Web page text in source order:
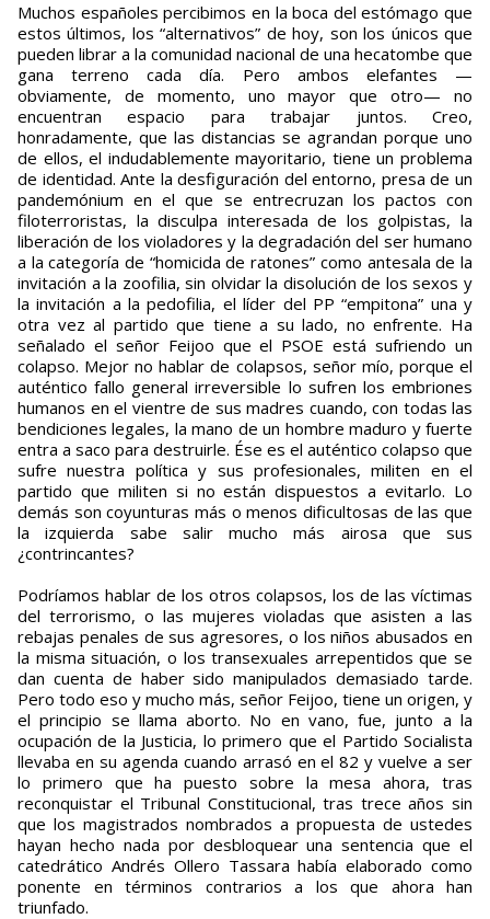
Muchos españoles percibimos en la boca del estómago que
estos últimos, los “alternativos” de hoy, son los únicos que
pueden librar a la comunidad nacional de una hecatombe que
gana terreno cada día. Pero ambos elefantes —
obviamente, de momento, uno mayor que otro— no
encuentran espacio para trabajar juntos. Creo,
honradamente, que las distancias se agrandan porque uno
de ellos, el indudablemente mayoritario, tiene un problema
de identidad. Ante la desfiguración del entorno, presa de un
pandemónium en el que se entrecruzan los pactos con
filoterroristas, la disculpa interesada de los golpistas, la
liberación de los violadores y la degradación del ser humano
a la categoría de “homicida de ratones” como antesala de la
invitación a la zoofilia, sin olvidar la disolución de los sexos y
la invitación a la pedofilia, el líder del PP “empitona” una y
otra vez al partido que tiene a su lado, no enfrente. Ha
señalado el señor Feijoo que el PSOE está sufriendo un
colapso. Mejor no hablar de colapsos, señor mío, porque el
auténtico fallo general irreversible lo sufren los embriones
humanos en el vientre de sus madres cuando, con todas las
bendiciones legales, la mano de un hombre maduro y fuerte
entra a saco para destruirle. Ése es el auténtico colapso que
sufre nuestra política y sus profesionales, militen en el
partido que militen si no están dispuestos a evitarlo. Lo
demás son coyunturas más o menos dificultosas de las que
la izquierda sabe salir mucho más airosa que sus
¿contrincantes?
Podríamos hablar de los otros colapsos, los de las víctimas
del terrorismo, o las mujeres violadas que asisten a las
rebajas penales de sus agresores, o los niños abusados en
la misma situación, o los transexuales arrepentidos que se
dan cuenta de haber sido manipulados demasiado tarde.
Pero todo eso y mucho más, señor Feijoo, tiene un origen, y
el principio se llama aborto. No en vano, fue, junto a la
ocupación de la Justicia, lo primero que el Partido Socialista
llevaba en su agenda cuando arrasó en el 82 y vuelve a ser
lo primero que ha puesto sobre la mesa ahora, tras
reconquistar el Tribunal Constitucional, tras trece años sin
que los magistrados nombrados a propuesta de ustedes
hayan hecho nada por desbloquear una sentencia que el
catedrático Andrés Ollero Tassara había elaborado como
ponente en términos contrarios a los que ahora han
triunfado.